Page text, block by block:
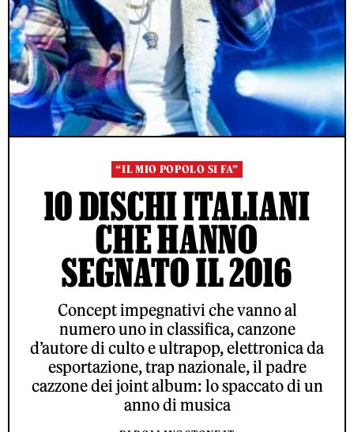
“IL MIO POPOLO SI FA”
10 DISCHI ITALIANI
CHE HANNO
SEGNATO IL 2016
Concept impegnativi che vanno al
numero uno in classifica, canzone
d’autore di culto e ultrapop, elettronica da
esportazione, trap nazionale, il padre
cazzone dei joint album: lo spaccato di un
anno di musica